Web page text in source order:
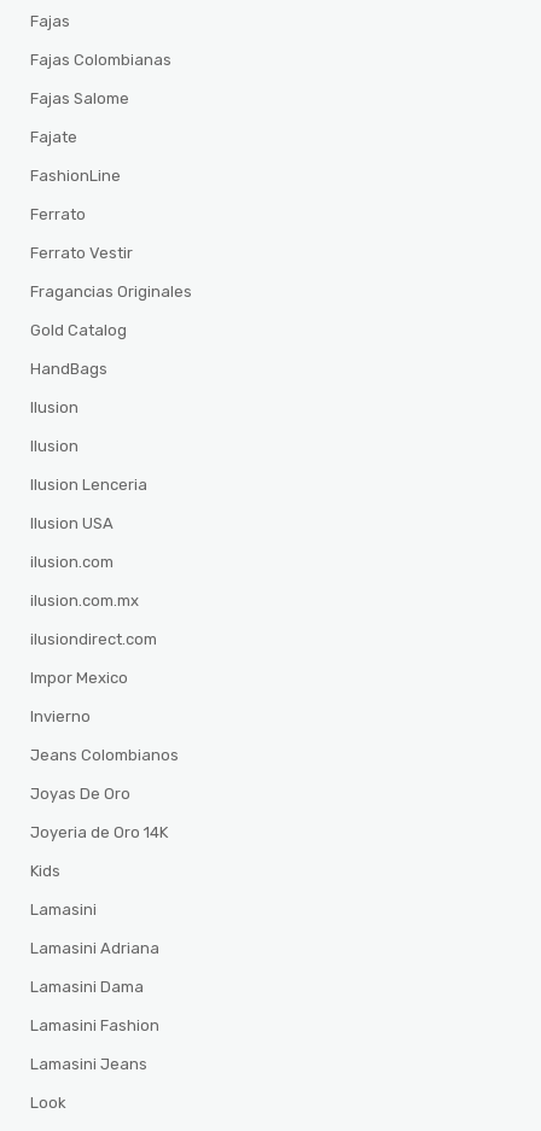
Fajas
Fajas Colombianas
Fajas Salome
Fajate
FashionLine
Ferrato
Ferrato Vestir
Fragancias Originales
Gold Catalog
HandBags
Ilusion
Ilusion
Ilusion Lenceria
Ilusion USA
ilusion.com
ilusion.com.mx
ilusiondirect.com
Impor Mexico
Invierno
Jeans Colombianos
Joyas De Oro
Joyeria de Oro 14K
Kids
Lamasini
Lamasini Adriana
Lamasini Dama
Lamasini Fashion
Lamasini Jeans
Look